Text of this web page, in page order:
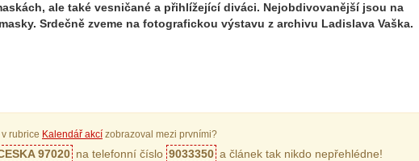
ale také vesničané a přihlížející diváci. Nejobdivovanější jsou na
Srdečně zveme na fotografickou výstavu z archivu Ladislava Vaška.
rubrice Kalendář akcí zobrazoval mezi prvními?
97020 na telefonní číslo 9033350 a článek tak nikdo nepřehlédne!